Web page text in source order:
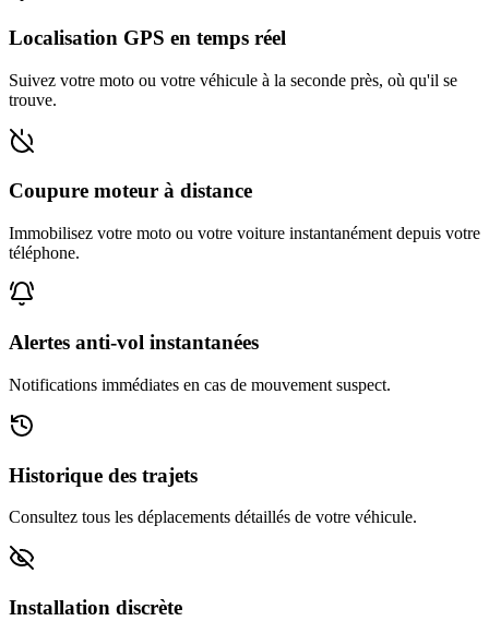
Localisation GPS en temps réel
Suivez votre moto ou votre véhicule à la seconde près, où qu'il se
trouve.
Coupure moteur à distance
Immobilisez votre moto ou votre voiture instantanément depuis votre
téléphone.
Alertes anti-vol instantanées
Notifications immédiates en cas de mouvement suspect.
Historique des trajets
Consultez tous les déplacements détaillés de votre véhicule.
Installation discrète